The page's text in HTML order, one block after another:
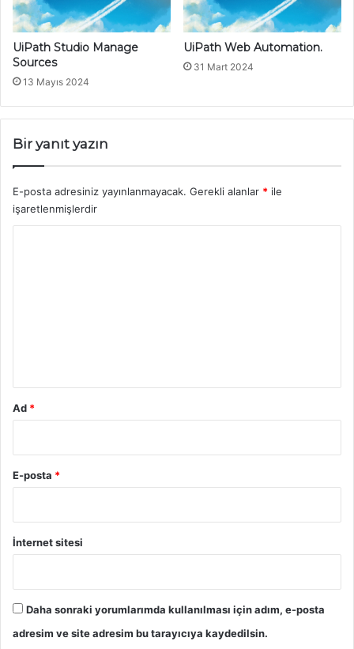
UiPath Studio Manage
Sources
13 Mayıs 2024
UiPath Web Automation.
31 Mart 2024
Bir yanıt yazın
E-posta adresiniz yayınlanmayacak. Gerekli alanlar * ile
işaretlenmişlerdir
Ad *
E-posta *
İnternet sitesi
Daha sonraki yorumlarımda kullanılması için adım, e-posta
adresim ve site adresim bu tarayıcıya kaydedilsin.